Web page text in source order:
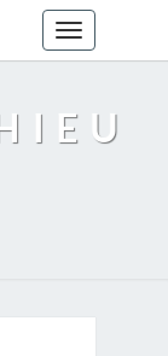
Toggle
navigation